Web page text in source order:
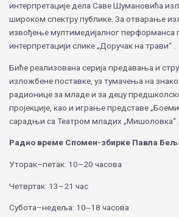
интерпретације дела Саве Шумановића
широком спектру публике. За отварање
извођење мултимедијалног перформанса
интерпретацији слике „Доручак на трави“ .
Биће реализована серија предавања и
изложбене поставке, уз тумачења на
радионице за младе и за децу
пројекције, као и играње представе
сарадњи са Театром младих „Мишоловка“.
Радно време Спомен-збирке Павла
Уторак–петак: 10–20 часова
Четвртак: 13–21 час
Субота–недеља: 10‒18 часова